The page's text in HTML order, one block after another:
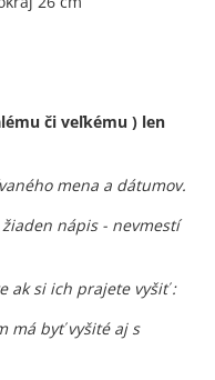
či veľkému ) len
mena a dátumov.
nápis - nevmestí
ak si ich prajete vyšiť :
má byť vyšité aj s